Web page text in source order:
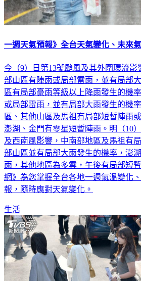
一週天氣預報》全台天氣變化、未來
今（9）日第13號颱風及其外圍環流影
部山區有陣雨或局部雷雨，並有局部
區有局部豪雨等級以上降雨發生的機
或局部雷雨，並有局部大雨發生的機
區、其他山區及馬祖有局部短暫陣雨
澎湖、金門有零星短暫陣雨。明（10
及西南風影響，中南部地區及馬祖有
部山區並有局部大雨發生的機率，澎
雨，其他地區為多雲，午後有局部短
網》為您掌握全台各地一週氣溫變化
報，隨時應對天氣變化。
生活